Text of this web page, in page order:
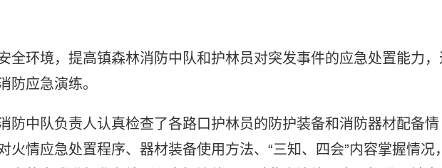
全环境，提高镇森林消防中队和护林员对突发事件的应急处置能力，
防应急演练。
防中队负责人认真检查了各路口护林员的防护装备和消防器材配备情
火情应急处置程序、器材装备使用方法、“三知、四会”内容掌握情况，